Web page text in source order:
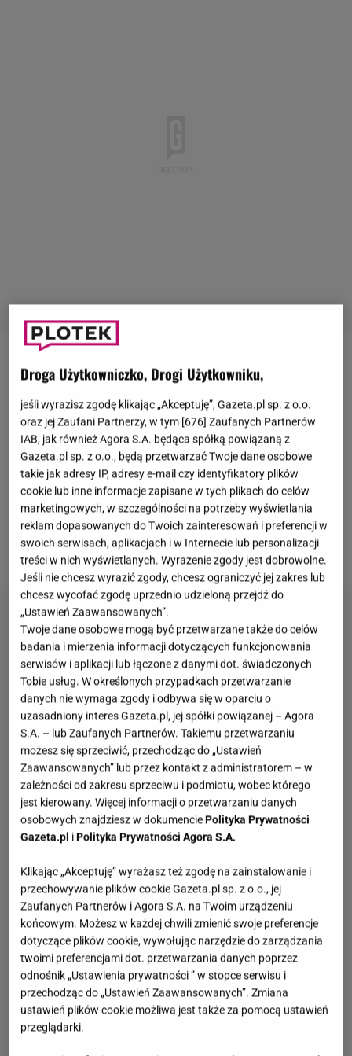
Magda Gessler, znana restauratorka i gwiazda
popularnością. Jej wizerunek przyciąga też
reklamodawców. Obecnie gospodyni programu
Kuchenne rewolucje "została twarzą jednego z
najbardziej rozpoznawalnych napojów gazowanych
na świecie. Jak się jednak okazało, nie wszyscy
przyjęli to z entuzjazmem. Do głosów krytycznych
dołączyła właśnieKatarzyna Bosacka.
Droga Użytkowniczko, Drogi Użytkowniku,
jeśli wyrazisz zgodę klikając „Akceptuję”, Gazeta.pl sp. z o.o.
oraz jej Zaufani Partnerzy, w tym [676] Zaufanych Partnerów
IAB, jak również Agora S.A. będąca spółką powiązaną z
Gazeta.pl sp. z o.o., będą przetwarzać Twoje dane osobowe
takie jak adresy IP, adresy e-mail czy identyfikatory plików
cookie lub inne informacje zapisane w tych plikach do celów
marketingowych, w szczególności na potrzeby wyświetlania
reklam dopasowanych do Twoich zainteresowań i preferencji w
swoich serwisach, aplikacjach i w Internecie lub personalizacji
treści w nich wyświetlanych. Wyrażenie zgody jest dobrowolne.
Jeśli nie chcesz wyrazić zgody, chcesz ograniczyć jej zakres lub
chcesz wycofać zgodę uprzednio udzieloną przejdź do
„Ustawień Zaawansowanych”.
Twoje dane osobowe mogą być przetwarzane także do celów
badania i mierzenia informacji dotyczących funkcjonowania
serwisów i aplikacji lub łączone z danymi dot. świadczonych
Tobie usług. W określonych przypadkach przetwarzanie
danych nie wymaga zgody i odbywa się w oparciu o
uzasadniony interes Gazeta.pl, jej spółki powiązanej – Agora
S.A. – lub Zaufanych Partnerów. Takiemu przetwarzaniu
możesz się sprzeciwić, przechodząc do „Ustawień
Zaawansowanych” lub przez kontakt z administratorem – w
zależności od zakresu sprzeciwu i podmiotu, wobec którego
jest kierowany. Więcej informacji o przetwarzaniu danych
osobowych znajdziesz w dokumencie Polityka Prywatności
Gazeta.pl i Polityka Prywatności Agora S.A.
Klikając „Akceptuję” wyrażasz też zgodę na zainstalowanie i
przechowywanie plików cookie Gazeta.pl sp. z o.o., jej
Zaufanych Partnerów i Agora S.A. na Twoim urządzeniu
końcowym. Możesz w każdej chwili zmienić swoje preferencje
dotyczące plików cookie, wywołując narzędzie do zarządzania
twoimi preferencjami dot. przetwarzania danych poprzez
odnośnik „Ustawienia prywatności ” w stopce serwisu i
przechodząc do „Ustawień Zaawansowanych”. Zmiana
ustawień plików cookie możliwa jest także za pomocą ustawień
przeglądarki.